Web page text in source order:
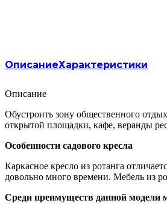
ОписаниеХарактеристики
Описание
Обустроить зону общественного
открытой площадки, кафе, веранды
Особенности садового кресла
Каркасное кресло из ротанга
довольно много времени. Мебель из
Среди преимуществ данной модели